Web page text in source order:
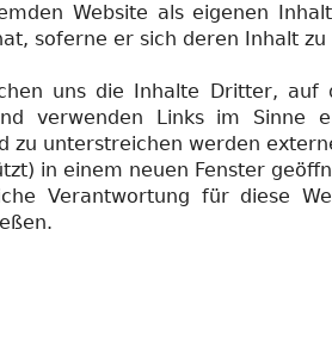
Website als eigenen
soferne er sich deren Inhalt
uns die Inhalte Dritter, auf
verwenden Links im Sinne
zu unterstreichen werden
in einem neuen Fenster
Verantwortung für diese